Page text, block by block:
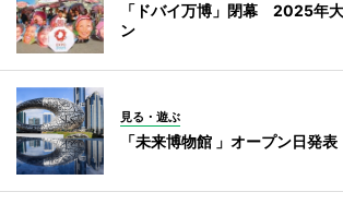
「ドバイ万博」閉幕 2025年
ン
見る・遊ぶ
「未来博物館 」オープン日発表